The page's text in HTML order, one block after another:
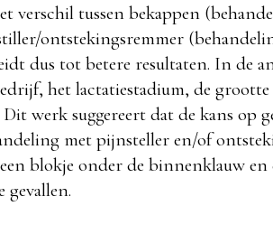
tussen bekappen
ontstekingsremmer
dus tot betere resultaten. In de
het lactatiestadium, de grootte
werk suggereert dat de kans op
met pijnsteller en/of
blokje onder de binnenklauw